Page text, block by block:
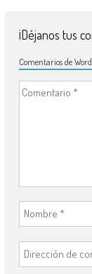
¡Déjanos tus
Comentarios de